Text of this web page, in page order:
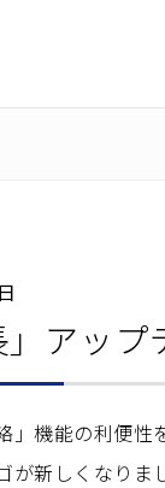
」アッ
」機能の利便
が新しくなりま